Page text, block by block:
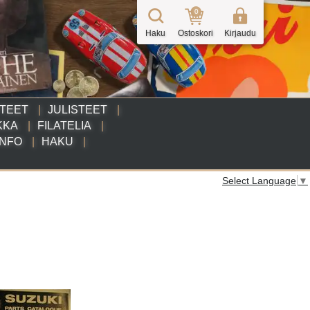
JULISTEET
FILATELIA
HAKU
Haku
0
Ostoskori Kirjaudu
Select Language ▼